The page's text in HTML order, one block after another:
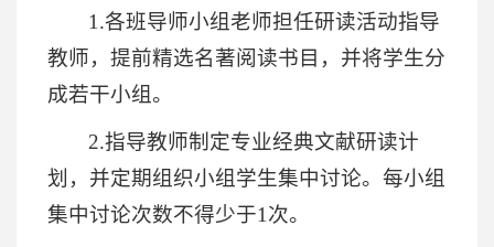
1.各班导师小组老师担任研读活动指导
教师，提前精选名著阅读书目，并将学生分
成若干小组。
2.指导教师制定专业经典文献研读计
划，并定期组织小组学生集中讨论。每小组
集中讨论次数不得少于1次。